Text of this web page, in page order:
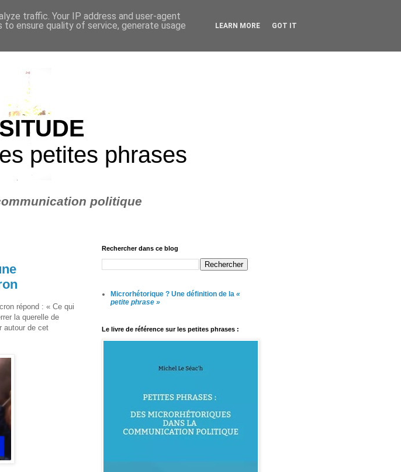
petites phrases
politique
répond : « Ce qui
la querelle de
autour de cet
Rechercher dans ce blog
Microrhétorique ? Une définition de la «
petite phrase »
Le livre de référence sur les petites phrases :
traffic. Your IP address and user-agent
ensure quality of service, generate usage
LEARN MORE GOT IT